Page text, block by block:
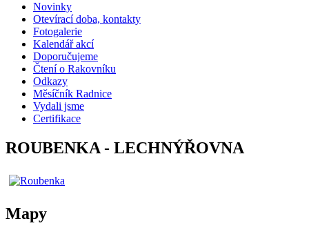
Novinky
Otevírací doba, kontakty
Fotogalerie
Kalendář akcí
Doporučujeme
Čtení o Rakovníku
Odkazy
Měsíčník Radnice
Vydali jsme
Certifikace
ROUBENKA - LECHNÝŘOVNA
Mapy